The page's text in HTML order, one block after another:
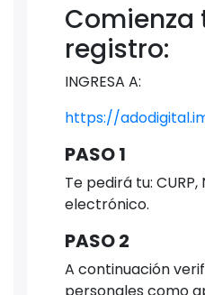
Comienza
registro:
INGRESA A:
https://
PASO 1
Te pedirá tu: CURP,
electrónico.
PASO 2
A continuación
personales como